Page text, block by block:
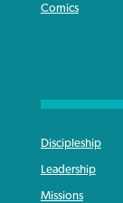
Comics
Discipleship
Leadership
Missions